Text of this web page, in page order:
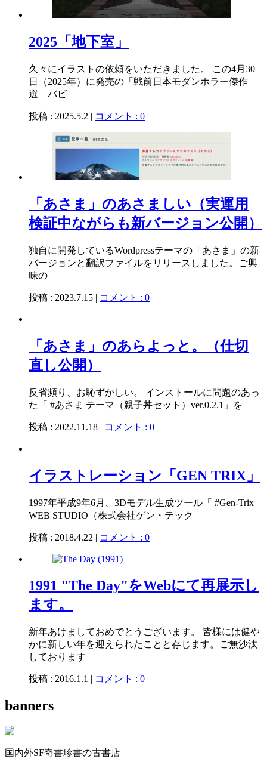
2025「地下室」
久々にイラストの依頼をいただきました。 この4月30
日（2025年）に発売の「戦前日本モダンホラー傑作
選 バビ
投稿 : 2025.5.2 | コメント : 0
「あさま」のあさましい（実運用
検証中ながらも新バージョン公開）
独自に開発しているWordpressテーマの「あさま」の新
バージョンと翻訳ファイルをリリースしました。ご興
味の
投稿 : 2023.7.15 | コメント : 0
「あさま」のあらよっと。（仕切
直し公開）
反省頻り、お恥ずかしい。 インストールに問題のあっ
た「 #あさま テーマ（親子丼セット）ver.0.2.1」を
投稿 : 2022.11.18 | コメント : 0
イラストレーション「GEN TRIX」
1997年平成9年6月、3Dモデル生成ツール「 #Gen-Trix
WEB STUDIO（株式会社ゲン・テック
投稿 : 2018.4.22 | コメント : 0
1991 "The Day"をWebにて再展示し
ます。
新年あけましておめでとうございます。 皆様には健や
かに新しい年を迎えられたことと存じます。ご無沙汰
しております
投稿 : 2016.1.1 | コメント : 0
banners
国内外SF奇書珍書の古書店